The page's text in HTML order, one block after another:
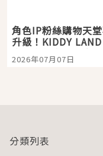
角色IP粉絲購物天
升級！KIDDY
宿店吉伊卡哇迎客，
開幕 OMOKADO 店3
2026年07月07日
分類列表